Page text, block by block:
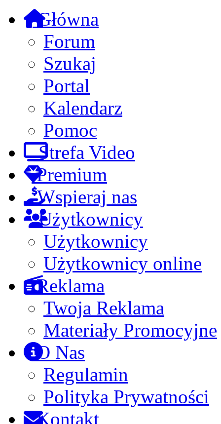
Główna
Forum
Szukaj
Portal
Kalendarz
Pomoc
Strefa Video
Premium
Wspieraj nas
Użytkownicy
Użytkownicy
Użytkownicy online
Reklama
Twoja Reklama
Materiały Promocyjne
O Nas
Regulamin
Polityka Prywatności
Kontakt